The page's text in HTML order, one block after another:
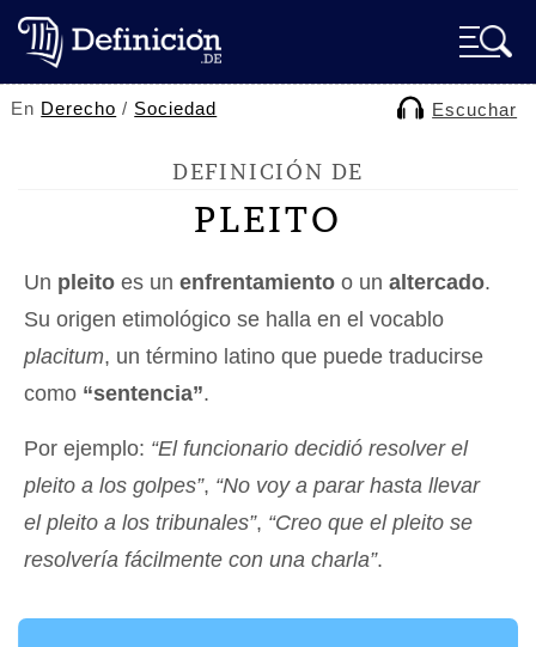
En Derecho / Sociedad Escuchar
DEFINICIÓN DE
PLEITO
Un pleito es un enfrentamiento o un altercado.
Su origen etimológico se halla en el vocablo
placitum, un término latino que puede traducirse
como “sentencia”.
Por ejemplo: “El funcionario decidió resolver el
pleito a los golpes”, “No voy a parar hasta llevar
el pleito a los tribunales”, “Creo que el pleito se
resolvería fácilmente con una charla”.